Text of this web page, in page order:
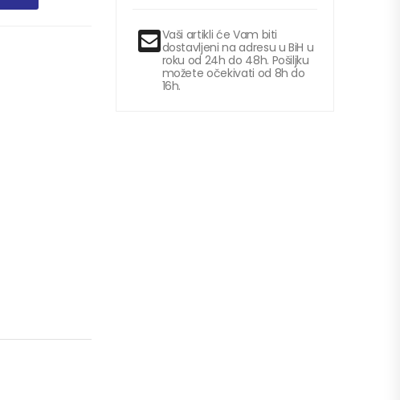
Vaši artikli će Vam biti
dostavljeni na adresu u BiH u
roku od 24h do 48h. Pošiljku
možete očekivati od 8h do
16h.